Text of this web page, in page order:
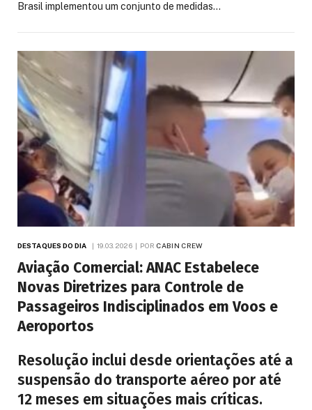
Brasil implementou um conjunto de medidas…
DESTAQUES DO DIA 19.03.2026 POR CABIN CREW
Aviação Comercial: ANAC Estabelece
Novas Diretrizes para Controle de
Passageiros Indisciplinados em Voos e
Aeroportos
Resolução inclui desde orientações até a
suspensão do transporte aéreo por até
12 meses em situações mais críticas.